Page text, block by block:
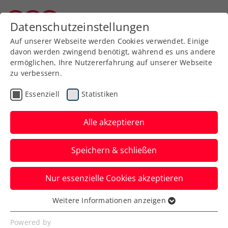
Zurück zur Newsübersicht
Turniere
Erste Bank Open: 2.
Wien-Triumph zum
Abschied von
Erler/Miedler
Das ÖTV-Spitzendoppel setzt sich im
Finale des ATP-500-Heimevents im letzten
gemeinsamen Match durch.
Datenschutzeinstellungen
Auf unserer Webseite werden Cookies verwendet. Einige
davon werden zwingend benötigt, während es uns andere
ermöglichen, Ihre Nutzererfahrung auf unserer Webseite
zu verbessern.
Essenziell Statistiken
Alle akzeptieren
Speichern & schließen
Nur essenzielle Cookies akzeptieren
Essenziell
Essenzielle Cookies werden für grundlegende
Weitere Informationen anzeigen
Powered by